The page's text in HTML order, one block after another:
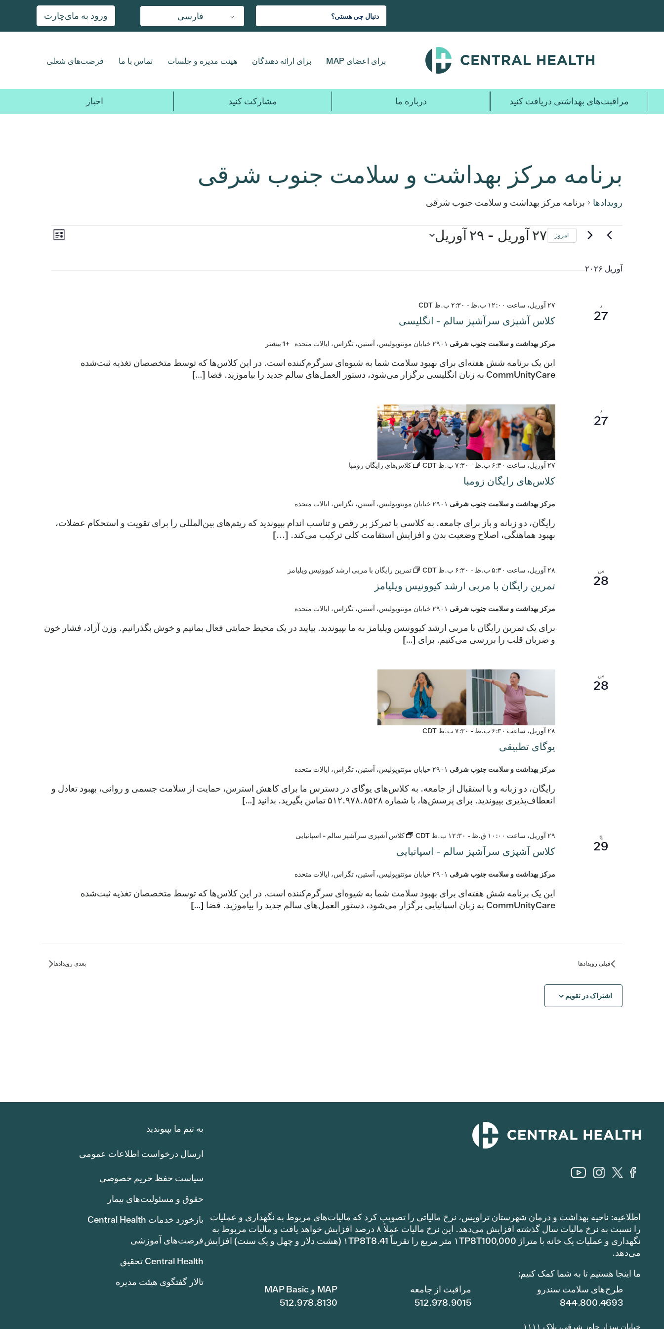
محتوای
فارسی ورود به مای‌چارت
برای اعضای MAP برای ارائه دهندگان هیئت مدیره و جلسات تماس با ما فرصت‌های شغلی
مراقبت‌های بهداشتی دریافت کنید درباره ما مشارکت کنید اخبار
برنامه مرکز بهداشت و سلامت جنوب شرقی
رویدادها برنامه مرکز بهداشت و سلامت جنوب شرقی
رویدادها
ناوبری
رویداد
فهرست امروز ۲۷ آوریل - ۲۹ آوریل
انتخاب
آوریل ۲۰۲۶
د
27 کلاس آشپزی سرآشپز سالم - انگلیسی
۲۷ آوریل، ساعت ۱۲:۰۰ ب.ظ - ۲:۳۰ ب.ظ CDT
مرکز بهداشت و سلامت جنوب شرقی ۲۹۰۱ خیابان مونتوپولیس، آستین، تگزاس، ایالات متحده +1 بیشتر
این یک برنامه شش هفته‌ای برای بهبود سلامت شما به شیوه‌ای سرگرم‌کننده است. در این کلاس‌ها که توسط متخصصان تغذیه ثبت‌شده
CommUnityCare به زبان انگلیسی برگزار می‌شود، دستور العمل‌های سالم جدید را بیاموزید. فضا […]
د
27
کلاس‌های رایگان زومبا
۲۷ آوریل، ساعت ۶:۳۰ ب.ظ - ۷:۳۰ ب.ظ CDT کلاس‌های رایگان زومبا
مرکز بهداشت و سلامت جنوب شرقی ۲۹۰۱ خیابان مونتوپولیس، آستین، تگزاس، ایالات متحده
رایگان، دو زبانه و باز برای جامعه. به کلاسی با تمرکز بر رقص و تناسب اندام بپیوندید که ریتم‌های بین‌المللی را برای تقویت و استحکام عضلات،
بهبود هماهنگی، اصلاح وضعیت بدن و افزایش استقامت کلی ترکیب می‌کند. [...]
س
28 تمرین رایگان با مربی ارشد کیوونیس ویلیامز
۲۸ آوریل، ساعت ۵:۳۰ ب.ظ - ۶:۳۰ ب.ظ CDT تمرین رایگان با مربی ارشد کیوونیس ویلیامز
مرکز بهداشت و سلامت جنوب شرقی ۲۹۰۱ خیابان مونتوپولیس، آستین، تگزاس، ایالات متحده
برای یک تمرین رایگان با مربی ارشد کیوونیس ویلیامز به ما بپیوندید. بیایید در یک محیط حمایتی فعال بمانیم و خوش بگذرانیم. وزن آزاد، فشار خون
و ضربان قلب را بررسی می‌کنیم. برای […]
س
28
یوگای تطبیقی
۲۸ آوریل، ساعت ۶:۳۰ ب.ظ - ۷:۳۰ ب.ظ CDT
مرکز بهداشت و سلامت جنوب شرقی ۲۹۰۱ خیابان مونتوپولیس، آستین، تگزاس، ایالات متحده
رایگان، دو زبانه و با استقبال از جامعه. به کلاس‌های یوگای در دسترس ما برای کاهش استرس، حمایت از سلامت جسمی و روانی، بهبود تعادل و
انعطاف‌پذیری بپیوندید. برای پرسش‌ها، با شماره ۵۱۲.۹۷۸.۸۵۲۸ تماس بگیرید. بدانید […]
چ
29 کلاس آشپزی سرآشپز سالم - اسپانیایی
۲۹ آوریل، ساعت ۱۰:۰۰ ق.ظ - ۱۲:۳۰ ب.ظ CDT کلاس آشپزی سرآشپز سالم - اسپانیایی
مرکز بهداشت و سلامت جنوب شرقی ۲۹۰۱ خیابان مونتوپولیس، آستین، تگزاس، ایالات متحده
این یک برنامه شش هفته‌ای برای بهبود سلامت شما به شیوه‌ای سرگرم‌کننده است. در این کلاس‌ها که توسط متخصصان تغذیه ثبت‌شده
CommUnityCare به زبان اسپانیایی برگزار می‌شود، دستور العمل‌های سالم جدید را بیاموزید. فضا […]
قبلی رویدادها بعدی رویدادها
اشتراک در تقویم
اطلاعیه: ناحیه بهداشت و درمان شهرستان تراویس، نرخ مالیاتی را تصویب کرد که مالیات‌های مربوط به نگهداری و عملیات
را نسبت به نرخ مالیات سال گذشته افزایش می‌دهد. این نرخ مالیات عملاً ۸ درصد افزایش خواهد یافت و مالیات مربوط به
نگهداری و عملیات یک خانه با متراژ ۱TP8T100,000 متر مربع را تقریباً ۱TP8T8.41 (هشت دلار و چهل و یک سنت) افزایش
می‌دهد.
ما اینجا هستیم تا به شما کمک کنیم:
MAP و MAP Basic
512.978.8130
مراقبت از جامعه
512.978.9015
طرح‌های سلامت سندرو
844.800.4693
خیابان سزار چاوز شرقی، پلاک ۱۱۱۱
به تیم ما بپیوندید
ارسال درخواست اطلاعات عمومی
سیاست حفظ حریم خصوصی
حقوق و مسئولیت‌های بیمار
بازخورد خدمات Central Health
فرصت‌های آموزشی
Central Health تحقیق
تالار گفتگوی هیئت مدیره